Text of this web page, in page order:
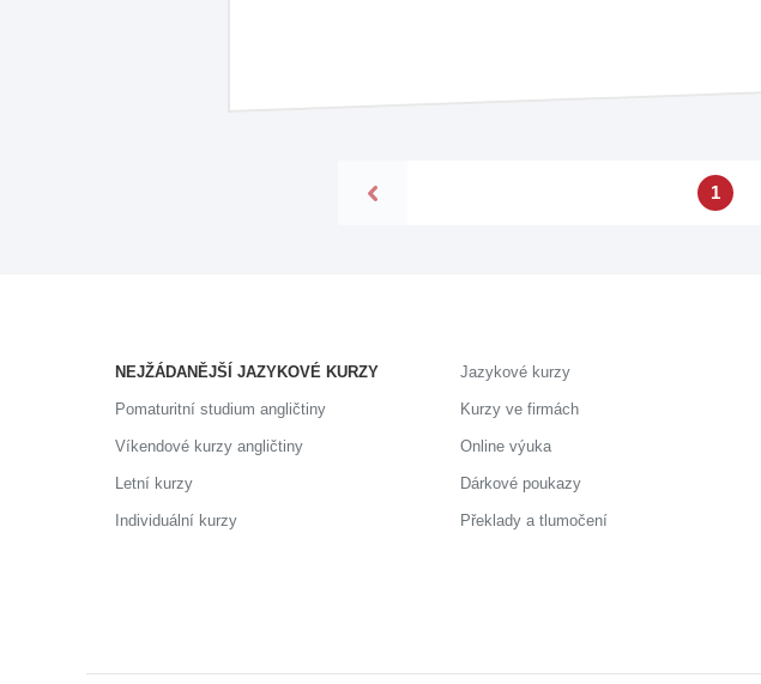
1
NEJŽÁDANĚJŠÍ JAZYKOVÉ KURZY
Pomaturitní studium angličtiny
Víkendové kurzy angličtiny
Letní kurzy
Individuální kurzy
Jazykové kurzy
Kurzy ve firmách
Online výuka
Dárkové poukazy
Překlady a tlumočení